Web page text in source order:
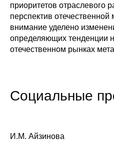
приоритетов отраслевого
перспектив
внимание уделено
определяющих тенденции
отечественном рынках
Социальные
И.М. Айзинова